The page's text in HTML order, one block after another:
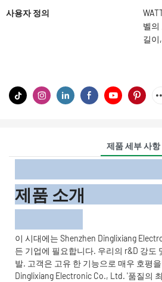
사용자 정의
벨의
길이
제품 세부 사항
제품
이 시대에는 Shenzhen Dinglixiang
든 기업에 필요합니다. 우리의 r&D 강도
발. 고객은 고유 한 기능으로 매우 호평
Dinglixiang Electronic Co., Ltd. '품질의